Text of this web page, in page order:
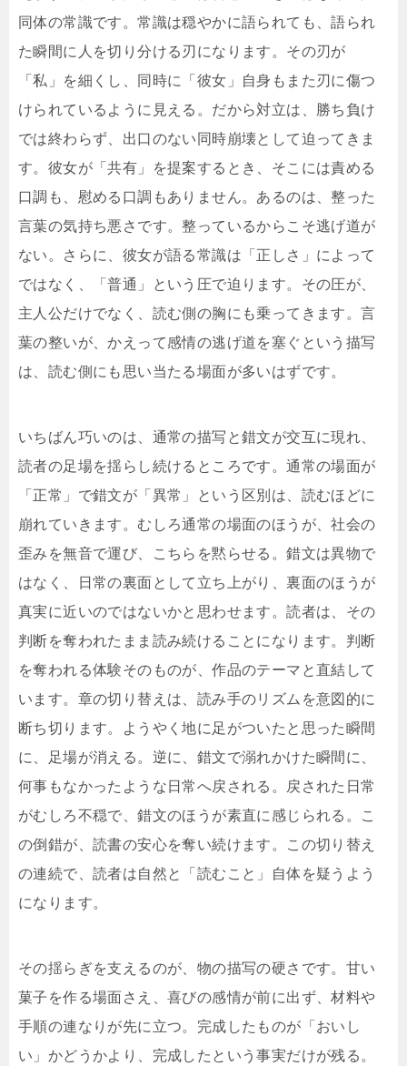
同体の常識です。常識は穏やかに語られても、語られ
た瞬間に人を切り分ける刃になります。その刃が
「私」を細くし、同時に「彼女」自身もまた刃に傷つ
けられているように見える。だから対立は、勝ち負け
では終わらず、出口のない同時崩壊として迫ってきま
す。彼女が「共有」を提案するとき、そこには責める
口調も、慰める口調もありません。あるのは、整った
言葉の気持ち悪さです。整っているからこそ逃げ道が
ない。さらに、彼女が語る常識は「正しさ」によって
ではなく、「普通」という圧で迫ります。その圧が、
主人公だけでなく、読む側の胸にも乗ってきます。言
葉の整いが、かえって感情の逃げ道を塞ぐという描写
は、読む側にも思い当たる場面が多いはずです。
いちばん巧いのは、通常の描写と錯文が交互に現れ、
読者の足場を揺らし続けるところです。通常の場面が
「正常」で錯文が「異常」という区別は、読むほどに
崩れていきます。むしろ通常の場面のほうが、社会の
歪みを無音で運び、こちらを黙らせる。錯文は異物で
はなく、日常の裏面として立ち上がり、裏面のほうが
真実に近いのではないかと思わせます。読者は、その
判断を奪われたまま読み続けることになります。判断
を奪われる体験そのものが、作品のテーマと直結して
います。章の切り替えは、読み手のリズムを意図的に
断ち切ります。ようやく地に足がついたと思った瞬間
に、足場が消える。逆に、錯文で溺れかけた瞬間に、
何事もなかったような日常へ戻される。戻された日常
がむしろ不穏で、錯文のほうが素直に感じられる。こ
の倒錯が、読書の安心を奪い続けます。この切り替え
の連続で、読者は自然と「読むこと」自体を疑うよう
になります。
その揺らぎを支えるのが、物の描写の硬さです。甘い
菓子を作る場面さえ、喜びの感情が前に出ず、材料や
手順の連なりが先に立つ。完成したものが「おいし
い」かどうかより、完成したという事実だけが残る。